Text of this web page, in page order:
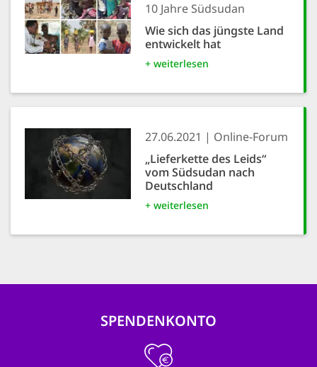
10 Jahre Südsudan
Wie sich das jüngste Land
entwickelt hat
+ weiterlesen
27.06.2021
Online-Forum
„Lieferkette des Leids“
vom Südsudan nach
Deutschland
+ weiterlesen
SPENDENKONTO